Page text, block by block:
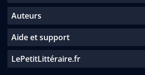
Auteurs
Aide et support
LePetitLittéraire.fr